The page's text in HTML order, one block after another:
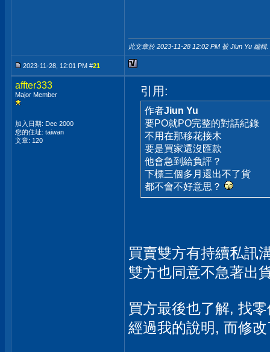
此文章於 2023-11-28 12:02 PM 被 Jiun Yu 編輯.
2023-11-28, 12:01 PM #21
affter333
Major Member
加入日期: Dec 2000
您的住址: taiwan
文章: 120
引用:
作者Jiun Yu
要PO就PO完整的對話紀錄
不用在那移花接木
要是買家還沒匯款
他會急到給負評？
下標三個多月還出不了貨
都不會不好意思？
買賣雙方有持續私訊
雙方也同意不急著出
買方最後也了解, 找
經過我的說明, 而修